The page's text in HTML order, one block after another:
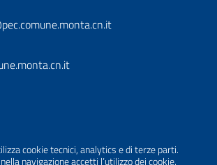
cookie tecnici, analytics e di terze parti.
navigazione accetti l’utilizzo dei cookie.
Utili
| Accessibilità |Realizzato con